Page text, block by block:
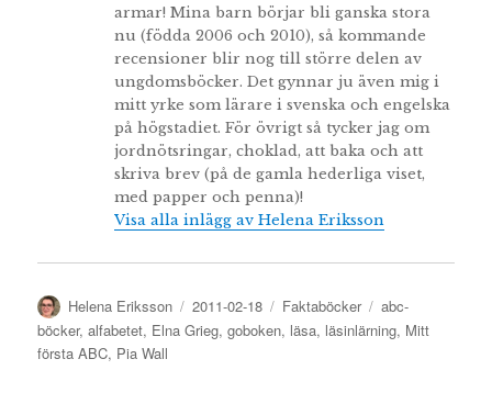
armar! Mina barn börjar bli ganska stora
nu (födda 2006 och 2010), så kommande
recensioner blir nog till större delen av
ungdomsböcker. Det gynnar ju även mig i
mitt yrke som lärare i svenska och engelska
på högstadiet. För övrigt så tycker jag om
jordnötsringar, choklad, att baka och att
skriva brev (på de gamla hederliga viset,
med papper och penna)!
Visa alla inlägg av Helena Eriksson
Författare
Helena Eriksson
Publicerat
den
2011-02-18 Kategorier
Faktaböcker Etiketter
abc-
böcker,alfabetet, Elna Grieg,goboken, läsa, läsinlärning, Mitt
första ABC, Pia Wall